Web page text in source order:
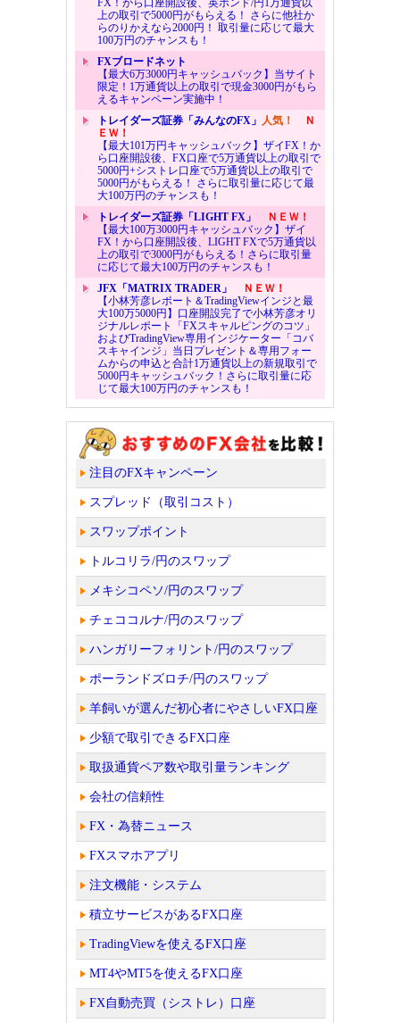
FX！から口座開設後、英ポンド/円1万通貨以
上の取引で5000円がもらえる！ さらに他社か
らのりかえなら2000円！ 取引量に応じて最大
100万円のチャンスも！
FXブロードネット
【最大6万3000円キャッシュバック】当サイト
限定！1万通貨以上の取引で現金3000円がもら
えるキャンペーン実施中！
トレイダーズ証券「みんなのFX」 人気！
Ｎ
ＥＷ！
【最大101万円キャッシュバック】ザイFX！か
ら口座開設後、FX口座で5万通貨以上の取引で
5000円+シストレ口座で5万通貨以上の取引で
5000円がもらえる！ さらに取引量に応じて最
大100万円のチャンスも！
トレイダーズ証券「LIGHT FX」
ＮＥＷ！
【最大100万3000円キャッシュバック】ザイ
FX！から口座開設後、LIGHT FXで5万通貨以
上の取引で3000円がもらえる！さらに取引量
に応じて最大100万円のチャンスも！
JFX「MATRIX TRADER」
ＮＥＷ！
【小林芳彦レポート＆TradingViewインジと最
大100万5000円】口座開設完了で小林芳彦オリ
ジナルレポート「FXスキャルピングのコツ」
およびTradingView専用インジケーター「コバ
スキャインジ」当日プレゼント＆専用フォー
ムからの申込と合計1万通貨以上の新規取引で
5000円キャッシュバック！さらに取引量に応
じて最大100万円のチャンスも！
注目のFXキャンペーン
スプレッド（取引コスト）
スワップポイント
トルコリラ/円のスワップ
メキシコペソ/円のスワップ
チェココルナ/円のスワップ
ハンガリーフォリント/円のスワップ
ポーランドズロチ/円のスワップ
羊飼いが選んだ初心者にやさしいFX口座
少額で取引できるFX口座
取扱通貨ペア数や取引量ランキング
会社の信頼性
FX・為替ニュース
FXスマホアプリ
注文機能・システム
積立サービスがあるFX口座
TradingViewを使えるFX口座
MT4やMT5を使えるFX口座
FX自動売買（シストレ）口座